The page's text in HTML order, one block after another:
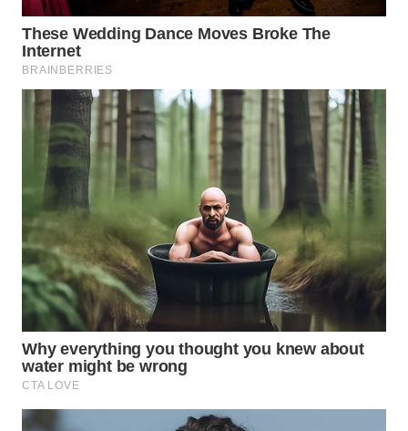
LIKUPANG
WN
LABUANBAJO
WN
BORNEO
Wahana
Group
WAHANA
NEWS
WAHANA
TANI